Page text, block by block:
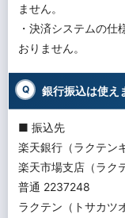
ません。
・決済システムの
おりません。
銀行振込は使え
■ 振込先
楽天銀行（ラクテン
楽天市場支店（ラク
普通 2237248
ラクテン（トサカツ